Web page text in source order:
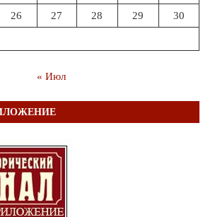
26 27 28 29 30
« Июл